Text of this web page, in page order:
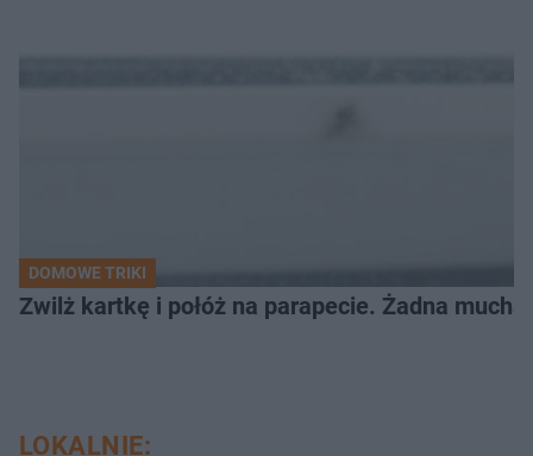
DOMOWE TRIKI
Zwilż kartkę i połóż na parapecie. Żadna
LOKALNIE: